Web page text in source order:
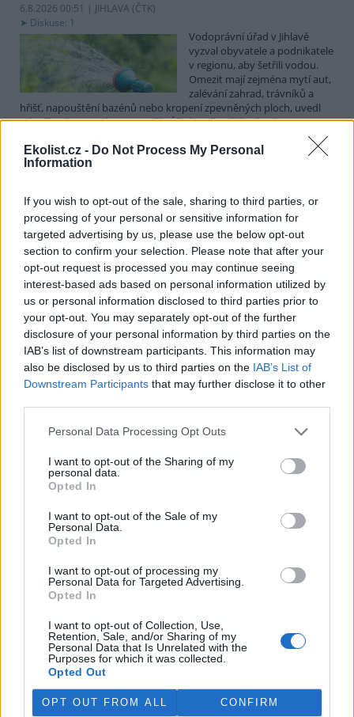
Ekolist.cz - Do Not Process My Personal
Information
If you wish to opt-out of the sale, sharing to third parties, or
processing of your personal or sensitive information for
targeted advertising by us, please use the below opt-out
section to confirm your selection. Please note that after your
opt-out request is processed you may continue seeing
interest-based ads based on personal information utilized by
us or personal information disclosed to third parties prior to
your opt-out. You may separately opt-out of the further
disclosure of your personal information by third parties on the
IAB’s list of downstream participants. This information may
also be disclosed by us to third parties on the IAB’s List of
Downstream Participants that may further disclose it to other
Personal Data Processing Opt Outs
I want to opt-out of the Sharing of my
personal data.
Opted In
I want to opt-out of the Sale of my
Personal Data.
Opted In
I want to opt-out of processing my
Personal Data for Targeted Advertising.
Opted In
I want to opt-out of Collection, Use,
Retention, Sale, and/or Sharing of my
Personal Data that Is Unrelated with the
Purposes for which it was collected.
Opted Out
OPT OUT FROM ALL CONFIRM
6.8.2026 00:51 | JIHLAVA (ČTK)
Diskuse: 1
Vodoprávní úřad v Jihlavě
vyzval obyvatele a podnikatele
v regionu, aby šetřili vodou.
Omezit mají zejména mytí aut,
zalévání zahrad, trávníků a
hřišť, napouštění bazénů nebo kropení zpevněných ploch, uvedl
mluvčí radnice Radovan Daněk. Úřad podle něj bude víc
kontrolovat povolené odběry. Výzva k šetření vodou platí pro
všechny obce spadající pod Jihlavu jako obec s rozšířenou
působností.
Celníci odhalili gang překupníků papoušků, zajistili
stovku ptáků
5.8.2026 20:13 (ČTK)
Celníci odhalili gang
překupníků chráněných druhů
papoušků působící v několika
krajích a zajistili asi stovku
ptáků. S odchytem a
zajištěním zvířat celníkům pomohly zoo v Praze, Zlíně a Ostravě. V
ostravské zahradě také papoušci nalezli dočasné útočiště. V
tiskové zprávě nawebucelníků to oznámila mluvčí Celní správy ČR
Martina Kaňková. Případem se zabývá policie.
pronásledovali velrybáře
Islandské úřady nařídily
vyhoštění 21 aktivistů
pobřežní stráž s policií zabavily
jejich loď, která pronásledovala velrybářské plavidlo. Pasažéři lodi
patřící nadaci kanadsko-amerického ekologického aktivisty Paula
palubě nebyl. Píše o tom agentura AFP s odvoláním na islandskou
policii.
Záchranná stanice v Praze přijímá kvůli vedrům více
volně žijících zvířat
5.8.2026 17:40 | PRAHA (
teplotám pracovníci pražské